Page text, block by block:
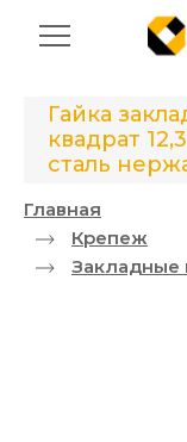
Гайка
квадрат
сталь
Главная
Крепеж
Закладные